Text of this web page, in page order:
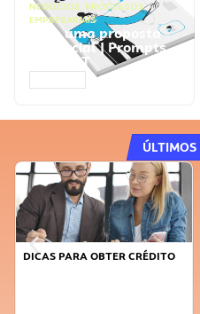
NEGÓCIOS, PROCESSOS
EMPRESARIAIS
Faça uma proposta
comercial | Prompts
ChatGPT
DICAS PARA OBTER CRÉDITO